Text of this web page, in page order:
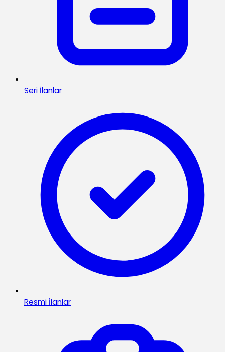
Seri İlanlar
Resmi İlanlar